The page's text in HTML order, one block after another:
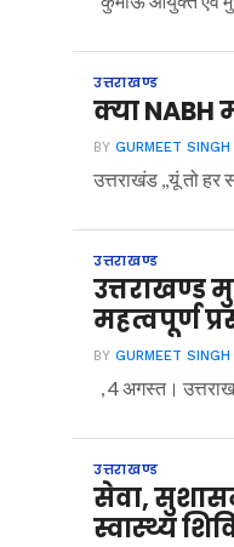
उत्तराखण्ड
क्या NABH
BY GURMEET SINGH
उत्तराखंड ,,यूं तो हर
उत्तराखण्ड
उत्तराखण्ड
महत्वपूर्ण
BY GURMEET SINGH
, 4 अगस्त।
उत्तराखण्ड
सेवा,
स्वास्थ्य